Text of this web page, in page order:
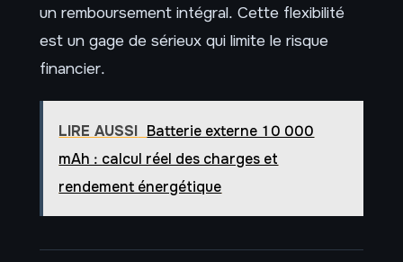
un remboursement intégral. Cette flexibilité
est un gage de sérieux qui limite le risque
financier.
LIRE AUSSI Batterie externe 10 000
mAh : calcul réel des charges et
rendement énergétique